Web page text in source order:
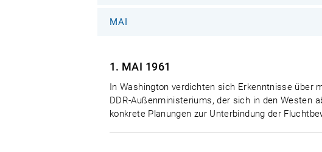
MAI
1. MAI 1961
In Washington verdichten sich Erkenntnisse über
DDR-Außenministeriums, der sich in den Westen
konkrete Planungen zur Unterbindung der